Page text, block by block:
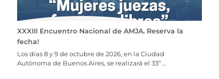
XXXIII Encuentro Nacional de AMJA. Reserva la
fecha!
Los días 8 y 9 de octubre de 2026, en la Ciudad
Autónoma de Buenos Aires, se realizará el 33º …